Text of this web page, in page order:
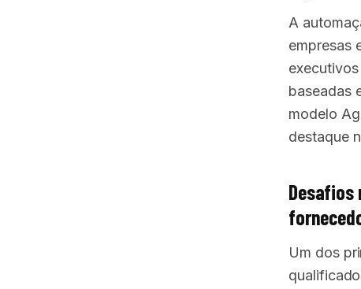
A
empresas
baseadas
modelo
destaque
Desafios
Um dos